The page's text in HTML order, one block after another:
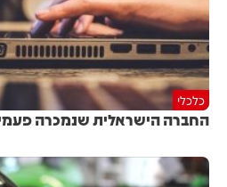
כלכלי
החברה הישראלית שנמכרה